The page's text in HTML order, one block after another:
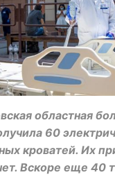
областная
60
кроватей. Их
Вскоре еще 40